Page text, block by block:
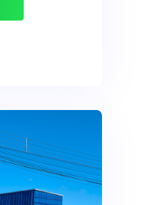
e reforça
com o
um cronograma
os espaços